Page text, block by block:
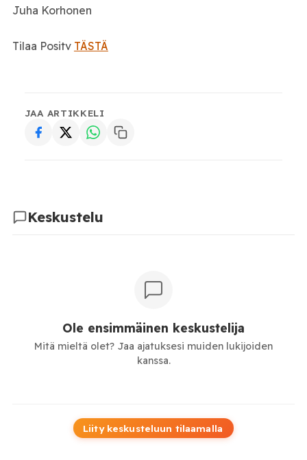
Juha Korhonen
Tilaa Positv TÄSTÄ
JAA ARTIKKELI
Keskustelu
Ole ensimmäinen keskustelija
Mitä mieltä olet? Jaa ajatuksesi muiden lukijoiden
kanssa.
Liity keskusteluun tilaamalla